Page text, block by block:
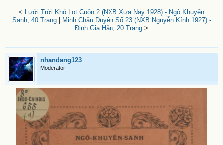
< Lưới Trời Khó Lọt Cuốn 2 (NXB Xưa Nay 1928) - Ngô Khuyến
Sanh, 40 Trang|
Minh Châu Duyên Số 23 (NXB Nguyễn Kính 1927) -
Đinh Gia Hân, 20 Trang >
nhandang123
Moderator